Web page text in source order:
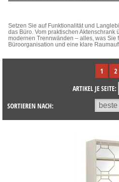
Setzen Sie auf Funktionalität und
das Büro. Vom praktischen
modernen Trennwänden – alles, was Sie
Büroorganisation und eine klare
1
2
ARTIKEL JE SEITE:
SORTIEREN NACH: